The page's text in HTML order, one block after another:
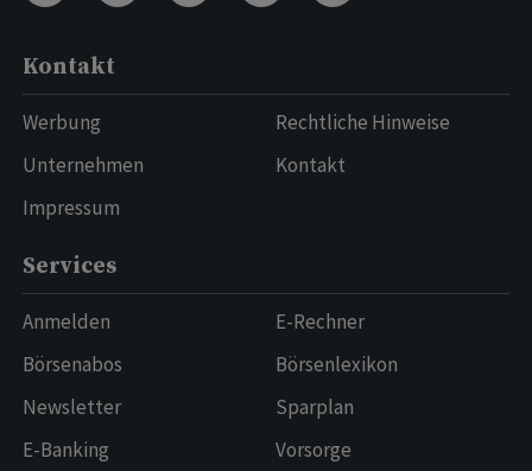
Kontakt
Werbung
Unternehmen
Impressum
Rechtliche Hinweise
Kontakt
Services
Anmelden
Börsenabos
Newsletter
E-Banking
E-Rechner
Börsenlexikon
Sparplan
Vorsorge